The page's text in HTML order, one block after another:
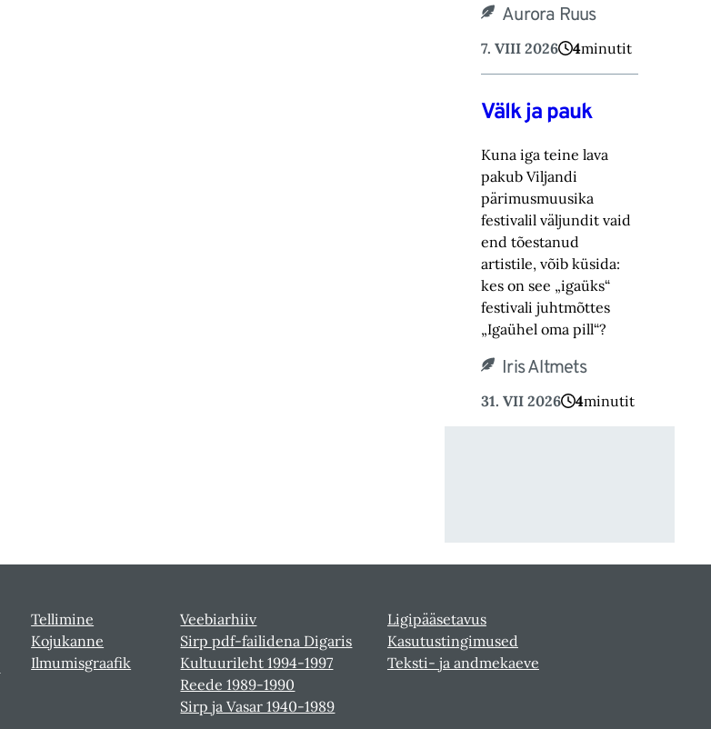
Aurora Ruus
7. VIII 2026 4minutit
Välk ja pauk
Kuna iga teine lava
pakub Viljandi
pärimusmuusika
festivalil väljundit vaid
end tõestanud
artistile, võib küsida:
kes on see „igaüks“
festivali juhtmõttes
„Igaühel oma pill“?
Iris Altmets
31. VII 2026 4minutit
Tellimine
Kojukanne
Ilmumisgraafik
Veebiarhiiv
Sirp pdf-failidena Digaris
Kultuurileht 1994-1997
Reede 1989-1990
Sirp ja Vasar 1940-1989
Ligipääsetavus
Kasutustingimused
Teksti- ja andmekaeve